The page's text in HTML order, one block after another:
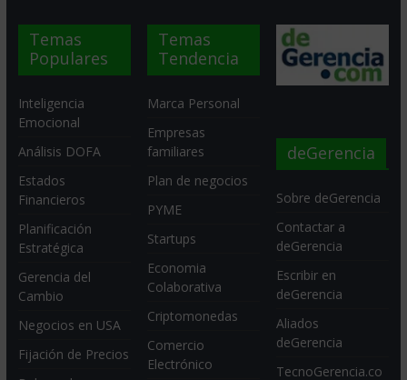
Temas
Populares
Inteligencia
Emocional
Análisis DOFA
Estados
Financieros
Planificación
Estratégica
Gerencia del
Cambio
Negocios en USA
Fijación de Precios
Temas
Tendencia
Marca Personal
Empresas
familiares
Plan de negocios
PYME
Startups
Economia
Colaborativa
Criptomonedas
Comercio
Electrónico
deGerencia
Sobre deGerencia
Contactar a
deGerencia
Escribir en
deGerencia
Aliados
deGerencia
TecnoGerencia.co